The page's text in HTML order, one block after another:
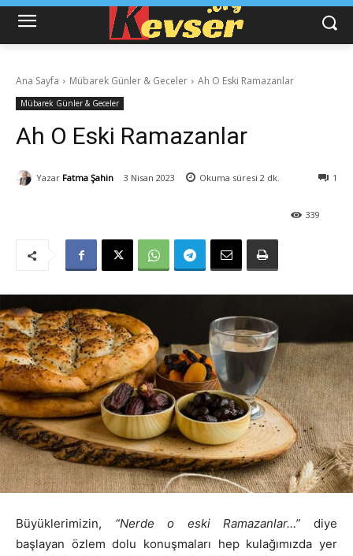
Ana Sayfa Mübarek Günler & Geceler Ah O Eski Ramazanlar
Mübarek Günler & Geceler
Ah O Eski Ramazanlar
Yazar Fatma Şahin 3 Nisan 2023 Okuma süresi 2 dk. 1
339
Büyüklerimizin, “Nerde o eski Ramazanlar…” diye
başlayan özlem dolu konuşmaları hep kulağımızda yer